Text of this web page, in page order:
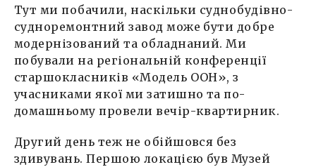
Тут ми побачили, наскільки суднобудівно-
судноремонтний завод може бути добре
модернізований та обладнаний. Ми
побували на регіональній конференції
старшокласників «Модель ООН», з
учасниками якої ми затишно та по-
домашньому провели вечір-квартирник.
Другий день теж не обійшовся без
здивувань. Першою локацією був Музей